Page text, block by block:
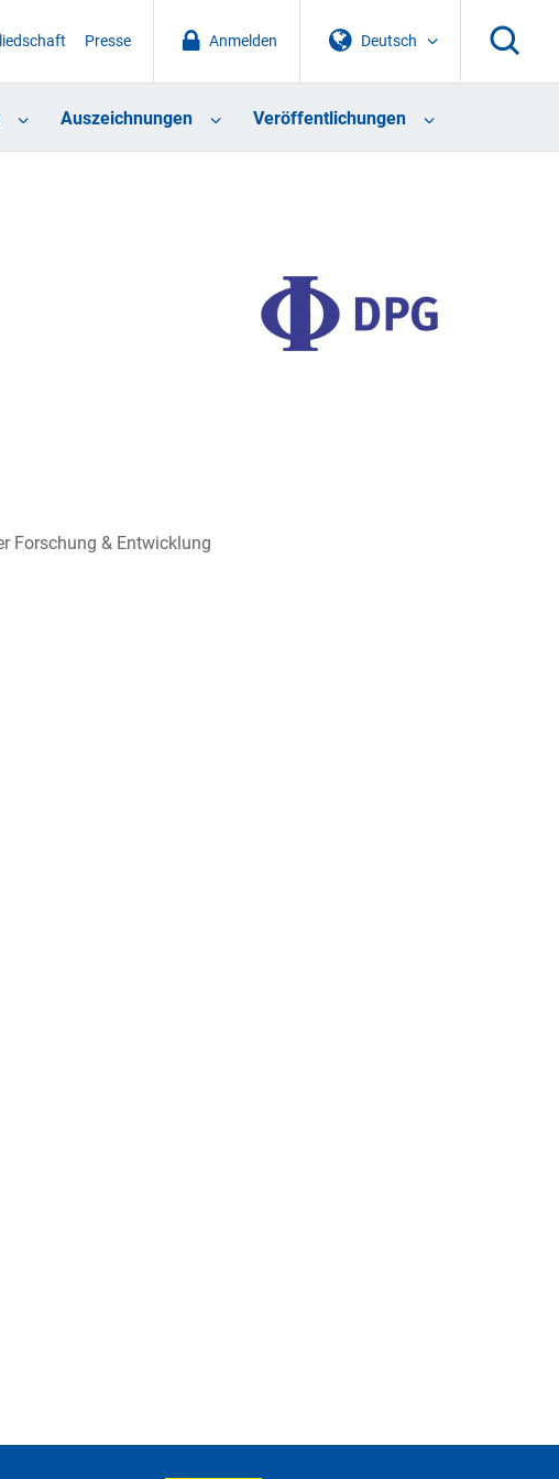
Deutsch
Anmelden
Presse
Auszeichnungen Veröffentlichungen
Forschung & Entwicklung